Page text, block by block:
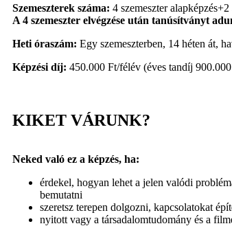
Szemeszterek száma: 4 szemeszter
A 4 szemeszter elvégzése után tanúsítványt
Heti óraszám: Egy szemeszterben, 14 héten át,
Képzési díj: 450.000 Ft/félév (éves tandíj
KIKET VÁRUNK?
Neked való ez a képzés, ha:
érdekel, hogyan lehet a jelen valódi
bemutatni
szeretsz terepen dolgozni, kapcsolatokat
nyitott vagy a társadalomtudomány és a